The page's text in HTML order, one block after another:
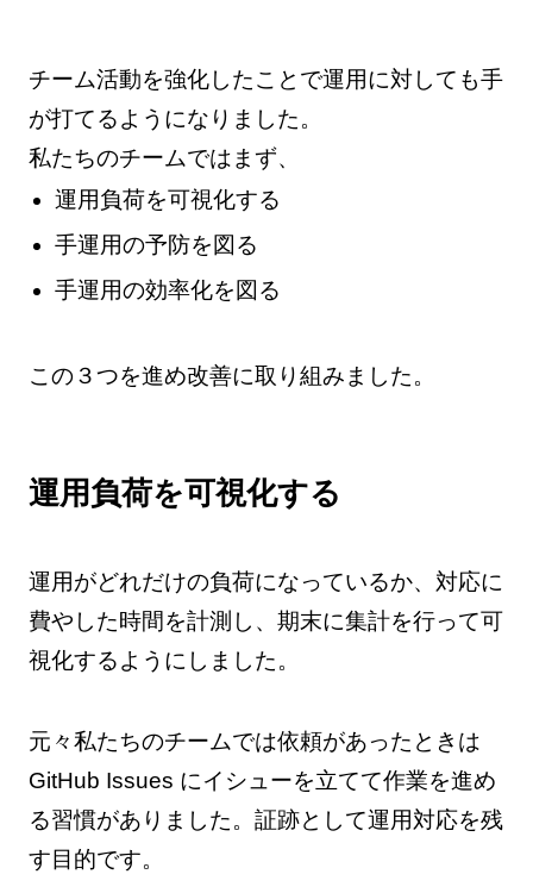
チーム活動を強化したことで運用に対しても手
が打てるようになりました。
私たちのチームではまず、
運用負荷を可視化する
手運用の予防を図る
手運用の効率化を図る
この３つを進め改善に取り組みました。
運用負荷を可視化する
運用がどれだけの負荷になっているか、対応に
費やした時間を計測し、期末に集計を行って可
視化するようにしました。
元々私たちのチームでは依頼があったときは
GitHub Issues にイシューを立てて作業を進め
る習慣がありました。証跡として運用対応を残
す目的です。